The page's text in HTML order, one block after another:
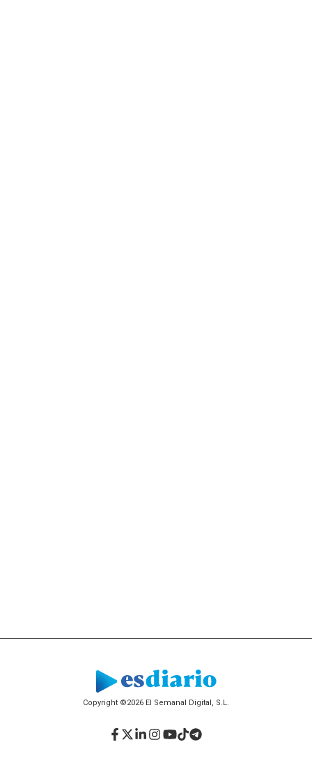
Copyright ©2026 El Semanal Digital, S.L.
Facebook
Twitter
LinkedIn
Instagram
YouTube
TikTok
Telegram